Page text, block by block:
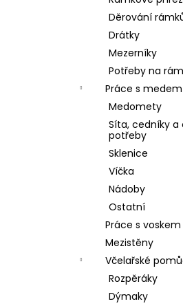
Děrování
Drátky
Mezerníky
Potřeby na
Práce s medem
Medomety
Síta, cedníky
potřeby
Sklenice
Víčka
Nádoby
Ostatní
Práce s voskem
Mezistěny
Včelařské
Rozpěráky
Dýmaky
SKLENICE SVAZOVÁ